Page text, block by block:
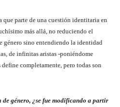
que parte de una cuestión identitaria en
más allá, no reduciendo el
género sino entendiendo la identidad
de infinitas aristas -poniéndome
completamente, pero todas son
de género, ¿se fue modificando a partir